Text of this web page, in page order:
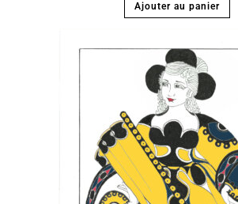
Ajouter au panier